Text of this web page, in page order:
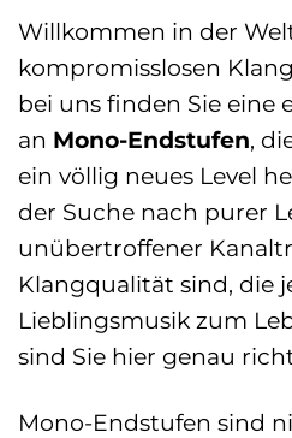
Willkommen in der
kompromisslosen
bei uns finden Sie eine
an Mono-Endstufen,
ein völlig neues Level
der Suche nach purer
unübertroffener
Klangqualität sind, die
Lieblingsmusik zum
sind Sie hier genau
Mono-Endstufen sind